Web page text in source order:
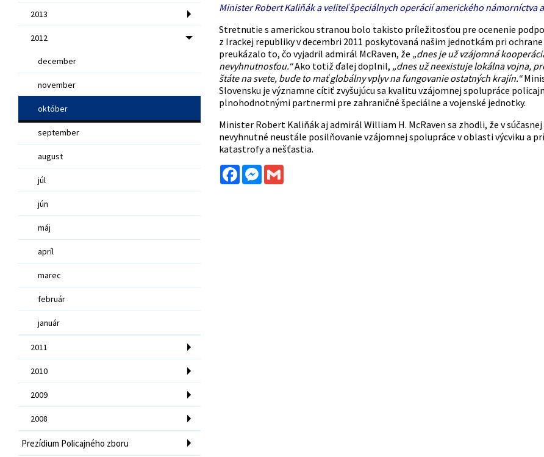
2013
2012
december
november
október
september
august
júl
jún
máj
apríl
marec
február
január
2011
2010
2009
2008
Prezídium Policajného zboru
Minister Robert Kaliňák a veliteľ špeciálnych operácií amerického námorníctva
Stretnutie s americkou stranou bolo takisto príležitosťou pre ocenenie
z Irackej republiky v decembri 2011 poskytovaná našim jednotkám pri
preukázalo to, čo vyjadril admirál McRaven, že „dnes je už vzájomná
nevyhnutnosťou.“Ako totiž ďalej doplnil, „dnes už neexistuje lokálna vojna,
štáte na svete, bude to mať globálny vplyv na fungovanie ostatných krajín.“
Slovensku je významne cítiť zvyšujúcu sa kvalitu vzájomnej spolupráce
plnohodnotnými partnermi pre zahraničné špeciálne a vojenské jednotky.
Minister Robert Kaliňák aj admirál William H. McRaven sa zhodli, že v
nevyhnutné neustále posilňovanie vzájomnej spolupráce v oblasti výcviku a
katastrofy a nešťastia.
FacebookMessenger
Gmail